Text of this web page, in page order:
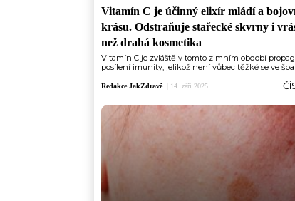
Vitamín C je účinný elixír mládí a
krásu. Odstraňuje stařecké skvrny i
než drahá kosmetika
Vitamín C je zvláště v tomto zimním období
posílení imunity, jelikož není vůbec těžké se ve
Redakce JakZdravě 14. září 2025